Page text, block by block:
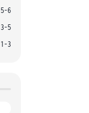
5-6
3-5
1-3